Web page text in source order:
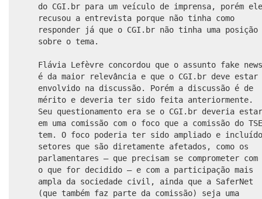
do CGI.br para um veículo de imprensa, porém ele
recusou a entrevista porque não tinha como
responder já que o CGI.br não tinha uma posição
sobre o tema.
Flávia Lefèvre concordou que o assunto fake news
é da maior relevância e que o CGI.br deve estar
envolvido na discussão. Porém a discussão é de
mérito e deveria ter sido feita anteriormente.
Seu questionamento era se o CGI.br deveria estar
em uma comissão com o foco que a comissão do TSE
tem. O foco poderia ter sido ampliado e incluído
setores que são diretamente afetados, como os
parlamentares – que precisam se comprometer com
o que for decidido – e com a participação mais
ampla da sociedade civil, ainda que a SaferNet
(que também faz parte da comissão) seja uma